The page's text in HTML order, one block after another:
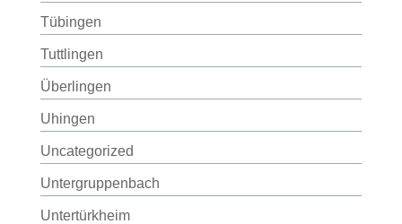
Tübingen
Tuttlingen
Überlingen
Uhingen
Uncategorized
Untergruppenbach
Untertürkheim